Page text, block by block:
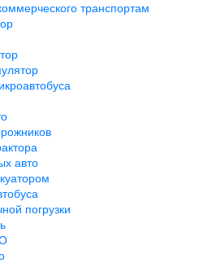
транспортам
авто
погрузки